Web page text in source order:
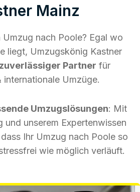
Mainz
Umzug nach Poole? Egal wo
liegt, Umzugskönig Kastner
Partner für
internationale Umzüge.
Umzugslösungen: Mit
und unserem Expertenwissen
Ihr Umzug nach Poole so
wie möglich verläuft.